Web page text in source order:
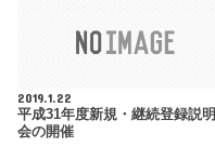
2019.1.22
平成31年度新規・継続登録説明
会の開催